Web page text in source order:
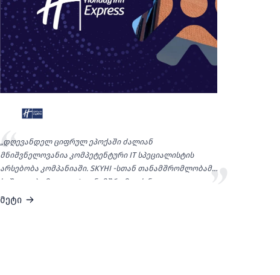
„დღევანდელ ციფრულ ეპოქაში ძალიან
მნიშვნელოვანია კომპეტენტური IT სპეციალისტის
არსებობა კომპანიაში. SKYHI -სთან თანამშრომლობამ
საშუალება მოგვცა, 1 თანამშრომლის ნაცვლად,
პროფესიონალების გუნდი გვყავდეს, რომლებიც IT
მეტი